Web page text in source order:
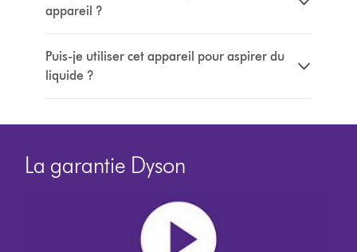
appareil ?
Puis-je utiliser cet appareil pour aspirer du
liquide ?
La garantie Dyson